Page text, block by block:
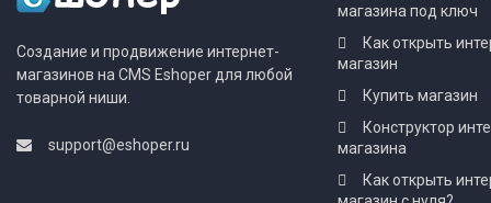
Создание и продвижение интернет-
магазинов на CMS Eshoper для любой
товарной ниши.
support@eshoper.ru
магазина под ключ
Как открыть
магазин
Купить магазин
Конструктор
магазина
Как открыть